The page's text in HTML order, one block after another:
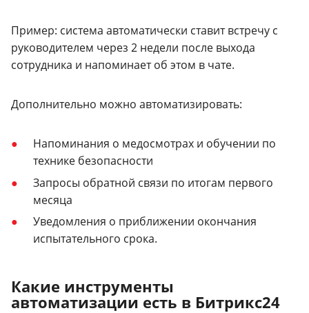
Пример: система автоматически ставит встречу с
руководителем через 2 недели после выхода
сотрудника и напоминает об этом в чате.
Дополнительно можно автоматизировать:
Напоминания о медосмотрах и обучении по
технике безопасности
Запросы обратной связи по итогам первого
месяца
Уведомления о приближении окончания
испытательного срока.
Какие инструменты
автоматизации есть в Битрикс24